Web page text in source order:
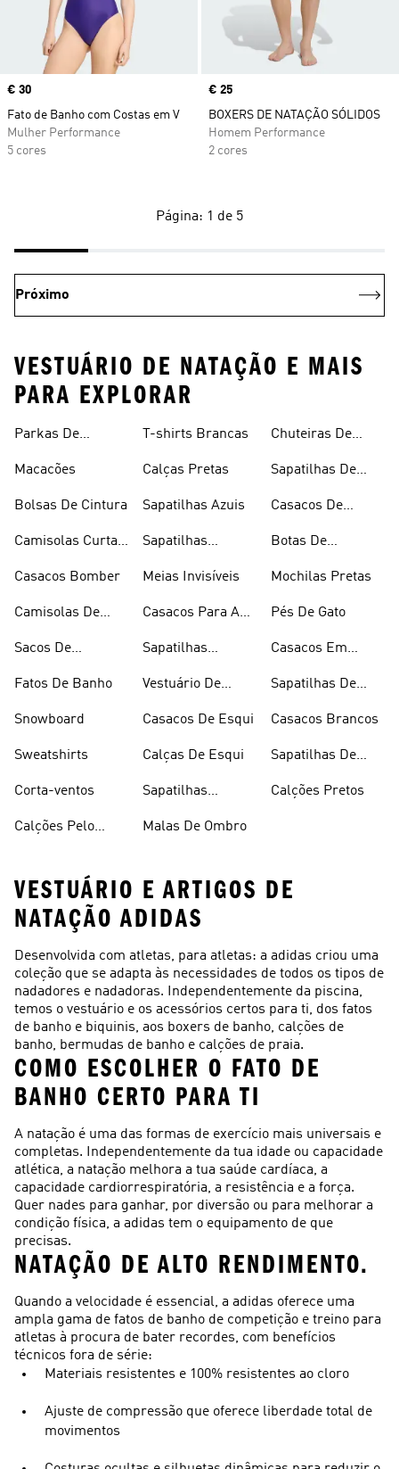
Price
€ 30
Fato de Banho com Costas em V
Mulher Performance
5 cores
Price
€ 25
BOXERS DE NATAÇÃO SÓLIDOS
Homem Performance
2 cores
Página: 1 de 5
Próximo
VESTUÁRIO DE NATAÇÃO E MAIS
PARA EXPLORAR
Parkas De
Macacões
Bolsas De Cintura
Camisolas Curtas
Casacos Bomber
Camisolas De
Sacos De
Fatos De Banho
Snowboard
Sweatshirts
Corta-ventos
Calções Pelo
Joelho
T-shirts Brancas
Calças Pretas
Sapatilhas Azuis
Sapatilhas
Meias Invisíveis
Casacos Para A
Sapatilhas
Vestuário De
Casacos De Esqui
Calças De Esqui
Sapatilhas
Malas De Ombro
Chuteiras De
Sapatilhas De
Casacos De
Botas De
Mochilas Pretas
Pés De Gato
Casacos Em
Sapatilhas De
Casacos Brancos
Sapatilhas De
Calções Pretos
VESTUÁRIO E ARTIGOS DE
NATAÇÃO ADIDAS
Desenvolvida com atletas, para atletas: a adidas criou uma
coleção que se adapta às necessidades de todos os tipos de
nadadores e nadadoras. Independentemente da piscina,
temos o vestuário e os acessórios certos para ti, dos fatos
de banho e biquinis, aos boxers de banho, calções de
banho, bermudas de banho e calções de praia.
COMO ESCOLHER O FATO DE
BANHO CERTO PARA TI
A natação é uma das formas de exercício mais universais e
completas. Independentemente da tua idade ou capacidade
atlética, a natação melhora a tua saúde cardíaca, a
capacidade cardiorrespiratória, a resistência e a força.
Quer nades para ganhar, por diversão ou para melhorar a
condição física, a adidas tem o equipamento de que
precisas.
NATAÇÃO DE ALTO RENDIMENTO.
Quando a velocidade é essencial, a adidas oferece uma
ampla gama de fatos de banho de competição e treino para
atletas à procura de bater recordes, com benefícios
técnicos fora de série:
Materiais resistentes e 100% resistentes ao cloro
Ajuste de compressão que oferece liberdade total de
movimentos